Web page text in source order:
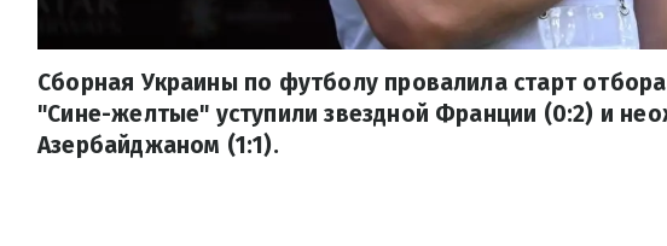
Сборная Украины по футболу провалила старт
"Сине-желтые" уступили звездной Франции (0:2) и
Азербайджаном (1:1).